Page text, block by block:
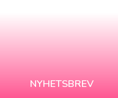
NYHETSBREV